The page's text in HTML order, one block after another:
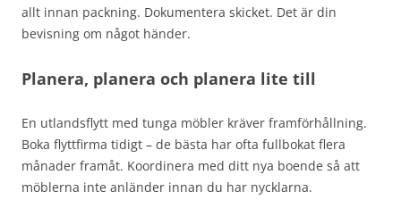
allt innan packning. Dokumentera skicket. Det är din
bevisning om något händer.
Planera, planera och planera lite till
En utlandsflytt med tunga möbler kräver framförhållning.
Boka flyttfirma tidigt – de bästa har ofta fullbokat flera
månader framåt. Koordinera med ditt nya boende så att
möblerna inte anländer innan du har nycklarna.